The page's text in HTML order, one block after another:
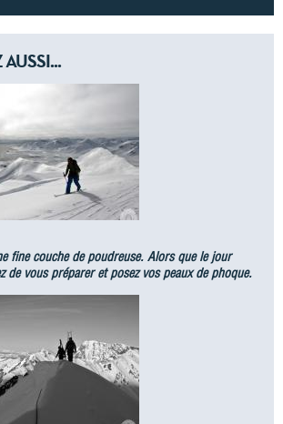
fine couche de poudreuse. Alors que le jour
de vous préparer et posez vos peaux de phoque.